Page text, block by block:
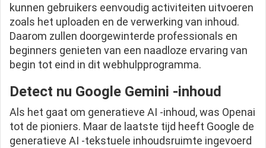
kunnen gebruikers eenvoudig activiteiten uitvoeren
zoals het uploaden en de verwerking van inhoud.
Daarom zullen doorgewinterde professionals en
beginners genieten van een naadloze ervaring van
begin tot eind in dit webhulpprogramma.
Detect nu Google Gemini -inhoud
Als het gaat om generatieve AI -inhoud, was Openai
tot de pioniers. Maar de laatste tijd heeft Google de
generatieve AI -tekstuele inhoudsruimte ingevoerd